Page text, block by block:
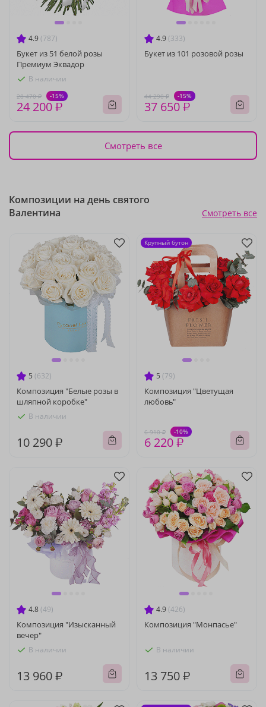
4.9 (787)
Букет из 51 белой розы
Премиум Эквадор
В наличии
28 470 ₽ -15%
24 200 ₽
4.9 (333)
Букет из 101 розовой розы
44 290 ₽ -15%
37 650 ₽
Смотреть все
Композиции на день святого
Валентина
Смотреть все
5 (632)
Композиция "Белые розы в
шляпной коробке"
В наличии
10 290 ₽
5 (79)
Композиция "Цветущая
любовь"
6 910 ₽ -10%
6 220 ₽
Крупный бутон
4.8 (49)
Композиция "Изысканный
вечер"
В наличии
13 960 ₽
4.9 (426)
Композиция "Монпасье"
В наличии
13 750 ₽